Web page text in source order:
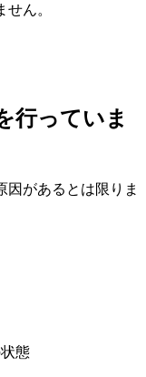
ん。
行っていま
因があるとは限りま
態